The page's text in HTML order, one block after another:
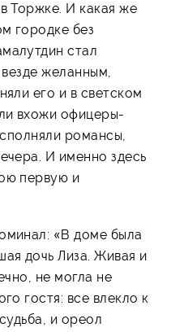
Торжке. И какая же
городке без
стал
везде желанным,
его и в светском
вхожи офицеры-
романсы,
И именно здесь
первую и
«В доме была
дочь Лиза. Живая и
не могла не
гостя: все влекло к
и ореол